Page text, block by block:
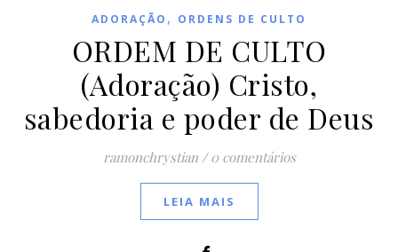
ADORAÇÃO , ORDENS DE CULTO
ORDEM DE CULTO
(Adoração) Cristo,
sabedoria e poder de Deus
ramonchrystian / 0 comentários
LEIA MAIS